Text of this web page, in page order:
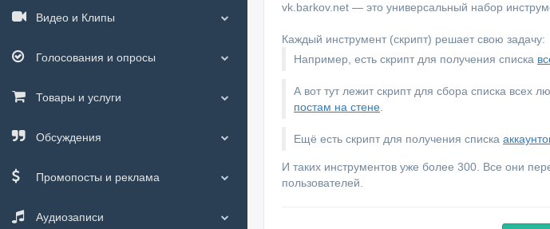
vk.barkov.net — это универсальный набор
Каждый инструмент (скрипт) решает свою задачу:
Например, есть скрипт для получения списка
А вот тут лежит скрипт для сбора списка всех
постам на стене
Ещё есть скрипт для получения списка
И таких инструментов уже более 300. Все они
пользователей.
Видео и Клипы
Голосования и опросы
Товары и услуги
Обсуждения
Промопосты и реклама
Аудиозаписи